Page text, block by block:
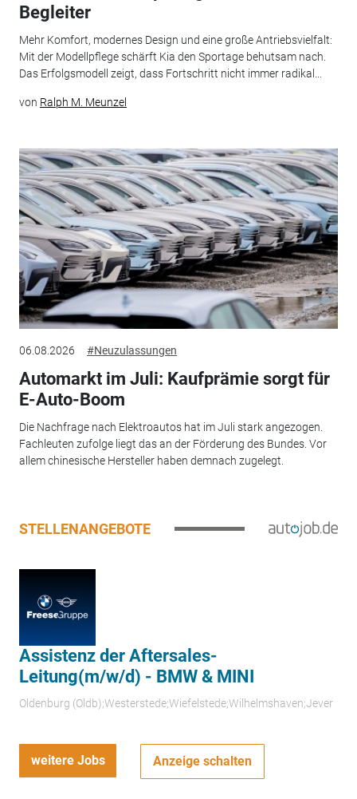
Begleiter
Mehr Komfort, modernes Design und eine große Antriebsvielfalt:
Mit der Modellpflege schärft Kia den Sportage behutsam nach.
Das Erfolgsmodell zeigt, dass Fortschritt nicht immer radikal...
von Ralph M. Meunzel
06.08.2026 #Neuzulassungen
Automarkt im Juli: Kaufprämie sorgt für
E-Auto-Boom
Die Nachfrage nach Elektroautos hat im Juli stark angezogen.
Fachleuten zufolge liegt das an der Förderung des Bundes. Vor
allem chinesische Hersteller haben demnach zugelegt.
STELLENANGEBOTE
Assistenz der Aftersales-
Leitung(m/w/d) - BMW & MINI
Oldenburg (Oldb);Westerstede;Wiefelstede;Wilhelmshaven;Jever
weitere Jobs Anzeige schalten